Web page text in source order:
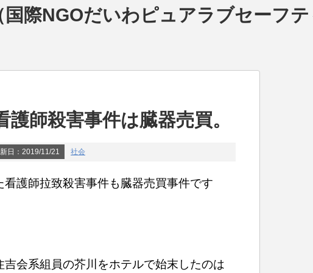
国際NGOだいわピュアラブセーフテ
護師殺害事件は臓器売買。
日：2019/11/21 社会
看護師拉致殺害事件も臓器売買事件です
吉会系組員の芥川をホテルで始末したのは